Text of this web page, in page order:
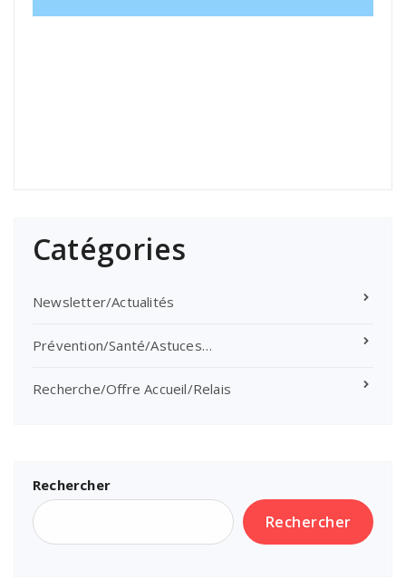
Catégories
Newsletter/Actualités
Prévention/Santé/Astuces…
Recherche/Offre Accueil/Relais
Rechercher
Rechercher